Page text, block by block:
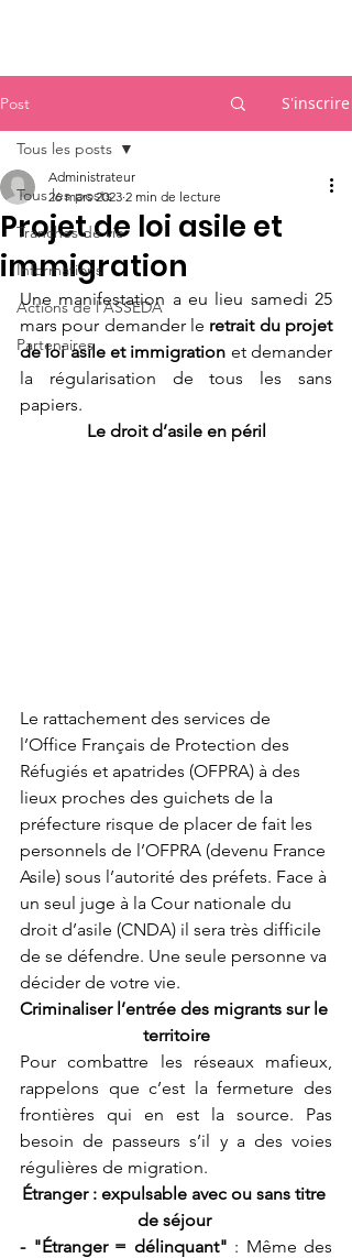
Post S'inscrire
Tous les posts
Tranches de vie
Informations
Actions de l'ASSEDA
Partenaires
Tous les posts
Projet de loi asile et
immigration
Administrateur
26 mars 2023 2 min de lecture
Une manifestation a eu lieu samedi 25
mars pour demander le retrait du projet
de loi asile et immigration et demander
la régularisation de tous les sans
papiers.
Le droit d’asile en péril
Le rattachement des services de
l’Office Français de Protection des
Réfugiés et apatrides (OFPRA) à des
lieux proches des guichets de la
préfecture risque de placer de fait les
personnels de l’OFPRA (devenu France
Asile) sous l’autorité des préfets. Face à
un seul juge à la Cour nationale du
droit d’asile (CNDA) il sera très difficile
de se défendre. Une seule personne va
décider de votre vie.
Criminaliser l’entrée des migrants sur le
territoire
Pour combattre les réseaux mafieux,
rappelons que c’est la fermeture des
frontières qui en est la source. Pas
besoin de passeurs s’il y a des voies
régulières de migration.
Étranger : expulsable avec ou sans titre
de séjour
- "Étranger = délinquant" : Même des